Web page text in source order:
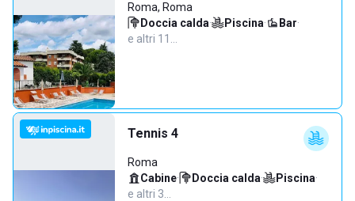
Roma, Roma
Doccia calda· Piscina· Bar·
e altri 11…
Tennis 4
Roma
Cabine· Doccia calda· Piscina·
e altri 3…